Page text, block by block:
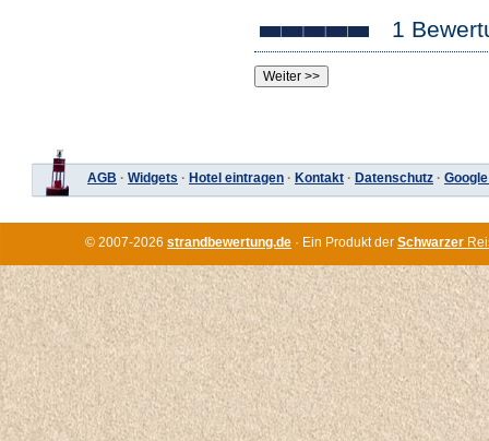
1
AGB · Widgets · Hotel eintragen · Kontakt · Datenschutz ·
© 2007-2026 strandbewertung.de · Ein Produkt der Schwarzer